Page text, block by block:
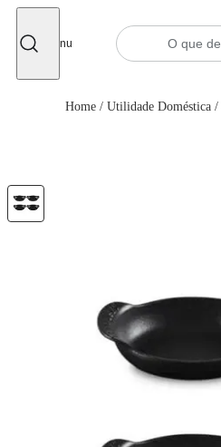
Menu
Home / Utilidade Doméstica /